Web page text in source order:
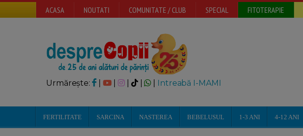
ACASA NOUTATI COMUNITATE / CLUB SPECIAL FITOTERAPIE
Urmărește: | | Intreabă I-MAMI
FERTILITATE SARCINA NASTEREA BEBELUSUL 1-3 ANI 4-12 ANI